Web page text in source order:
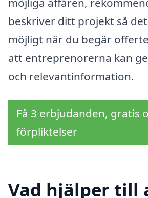
beskriver ditt projekt så
möjligt när du begär
att entreprenörerna kan
och relevantinformation.
Få 3 erbjudanden, gratis
förpliktelser
Vad hjälper till